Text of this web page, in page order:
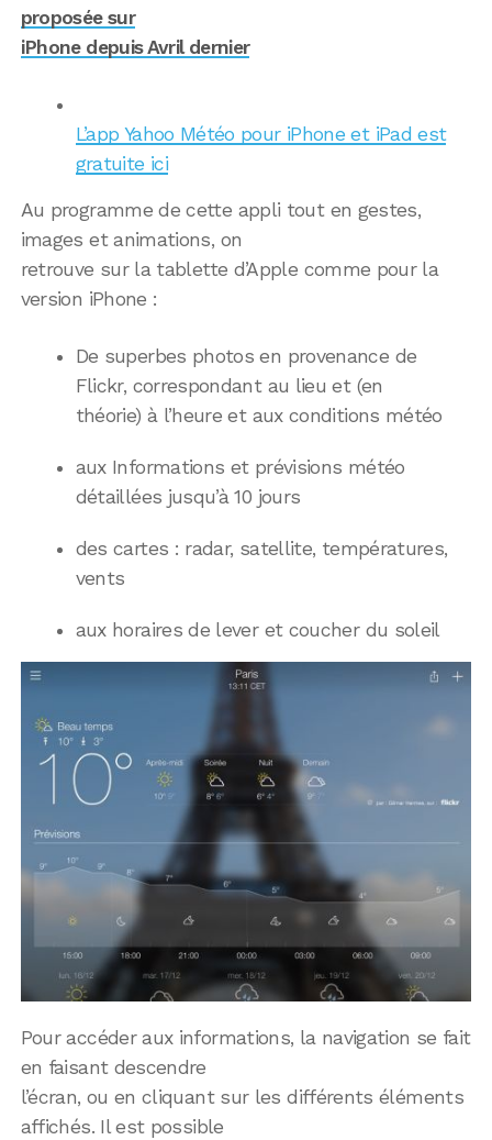
proposée sur
iPhone depuis Avril dernier
L’app Yahoo Météo pour iPhone et iPad est
gratuite ici
Au programme de cette appli tout en gestes,
images et animations, on
retrouve sur la tablette d’Apple comme pour la
version iPhone :
De superbes photos en provenance de
Flickr, correspondant au lieu et (en
théorie) à l’heure et aux conditions météo
aux Informations et prévisions météo
détaillées jusqu’à 10 jours
des cartes : radar, satellite, températures,
vents
aux horaires de lever et coucher du soleil
Pour accéder aux informations, la navigation se fait
en faisant descendre
l’écran, ou en cliquant sur les différents éléments
affichés. Il est possible